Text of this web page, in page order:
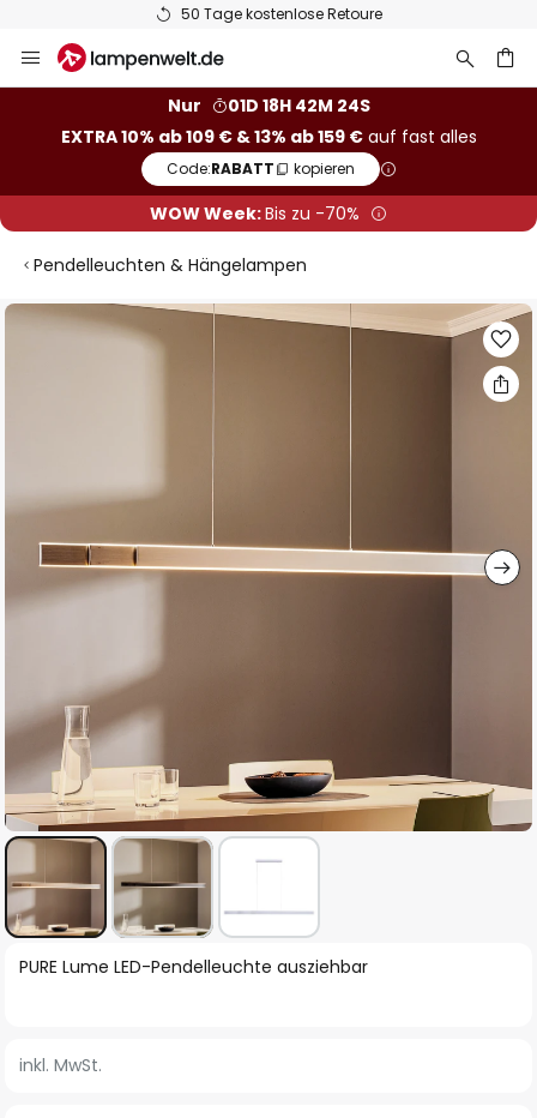
50 Tage kostenlose Retoure
Inhalt
Nur
01D 18H 42M 23S
EXTRA 10% ab 109 € & 13% ab 159 €auf fast alles
Code:RABATT kopieren
WOW Week:Bis zu -70%
Pendelleuchten & Hängelampen
Zum
Zum
springen
PURE Lume LED-Pendelleuchte ausziehbar
inkl. MwSt.